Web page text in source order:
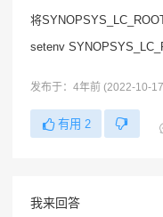
将
setenv
发布于：4年前 (2022-10-
有用 2
我来回答